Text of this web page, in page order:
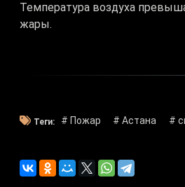
Температура воздуха
жары.
Теги: # Пожар # Астана #